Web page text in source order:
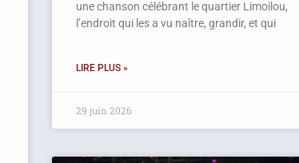
une chanson célébrant le quartier Limoilou,
l’endroit qui les a vu naître, grandir, et qui
LIRE PLUS »
29 juin 2026